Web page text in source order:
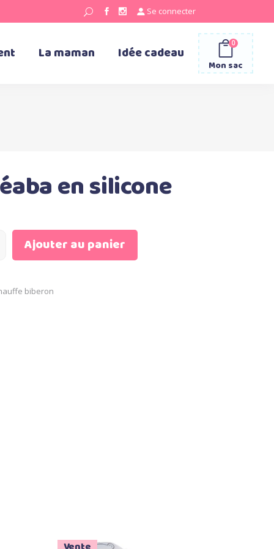
Se connecter
La maman Idée cadeau
Mon sac
0
en silicone
Ajouter au panier
biberon